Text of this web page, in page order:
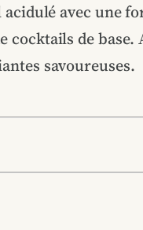
avec une
cocktails de
savoureuses.